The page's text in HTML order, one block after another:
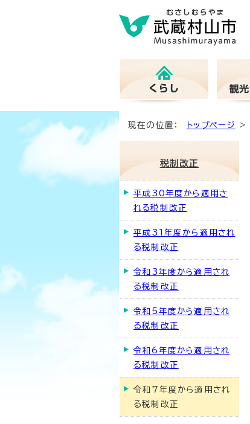
現在の位置： トップページ >
税制改正
平成30年度から適用さ
れる税制改正
平成31年度から適用され
る税制改正
令和3年度から適用され
る税制改正
令和5年度から適用され
る税制改正
令和6年度から適用され
る税制改正
令和7年度から適用され
る税制改正